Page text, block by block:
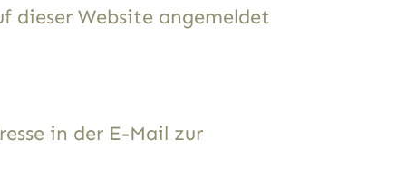
Website angemeldet
in der E-Mail zur